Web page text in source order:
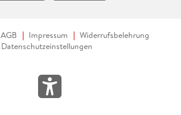
AGB Impressum
Widerrufsbelehrung
Datenschutzeinstellungen